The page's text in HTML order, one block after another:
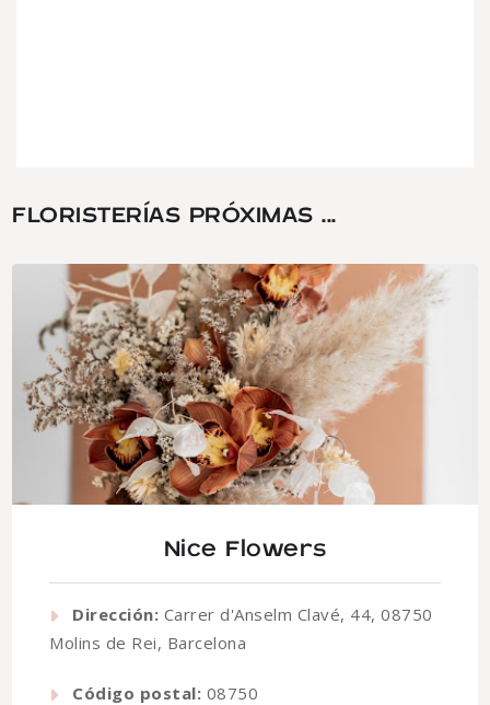
FLORISTERÍAS PRÓXIMAS ...
Nice Flowers
Dirección: Carrer d'Anselm Clavé, 44, 08750
Molins de Rei, Barcelona
Código postal: 08750